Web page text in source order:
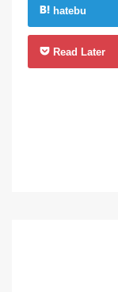
hatebu
Read Later